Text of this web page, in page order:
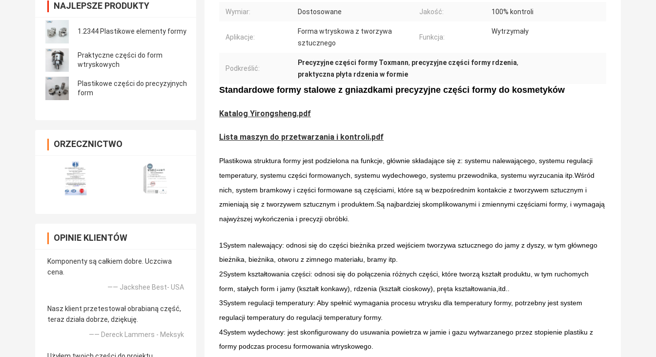
NAJLEPSZE PRODUKTY
1.2344 Plastikowe elementy formy
Praktyczne części do form
wtryskowych
Plastikowe części do precyzyjnych
form
ORZECZNICTWO
OPINIE KLIENTÓW
Komponenty są całkiem dobre. Uczciwa
cena.
—— Jackshee Best- USA
Nasz klient przetestował obrabianą część,
teraz działa dobrze, dziękuję.
—— Dereck Lammers - Meksyk
Wymiar: Dostosowane Jakość: 100% kontroli
Aplikacje:
Forma wtryskowa z tworzywa
sztucznego
Funkcja:
Wytrzymały
Podkreślić:
Precyzyjne części formy Toxmann, precyzyjne części formy rdzenia,
praktyczna płyta rdzenia w formie
Standardowe formy stalowe z gniazdkami precyzyjne części formy do kosmetyków
Katalog Yirongsheng.pdf
Lista maszyn do przetwarzania i kontroli.pdf
Plastikowa struktura formy jest podzielona na funkcje, głównie składające się z: systemu nalewającego, systemu regulacji
temperatury, systemu części formowanych, systemu wydechowego, systemu przewodnika, systemu wyrzucania itp.Wśród
nich, system bramkowy i części formowane są częściami, które są w bezpośrednim kontakcie z tworzywem sztucznym i
zmieniają się z tworzywem sztucznym i produktem.Są najbardziej skomplikowanymi i zmiennymi częściami formy, i wymagają
najwyższej wykończenia i precyzji obróbki.
1System nalewający: odnosi się do części bieżnika przed wejściem tworzywa sztucznego do jamy z dyszy, w tym głównego
bieżnika, bieżnika, otworu z zimnego materiału, bramy itp.
2System kształtowania części: odnosi się do połączenia różnych części, które tworzą kształt produktu, w tym ruchomych
form, stałych form i jamy (kształt konkawy), rdzenia (kształt cioskowy), pręta kształtowania,itd..
3System regulacji temperatury: Aby spełnić wymagania procesu wtrysku dla temperatury formy, potrzebny jest system
regulacji temperatury do regulacji temperatury formy.
4System wydechowy: jest skonfigurowany do usuwania powietrza w jamie i gazu wytwarzanego przez stopienie plastiku z
formy podczas procesu formowania wtryskowego.